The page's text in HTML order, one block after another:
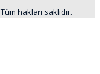
hakları saklıdır.